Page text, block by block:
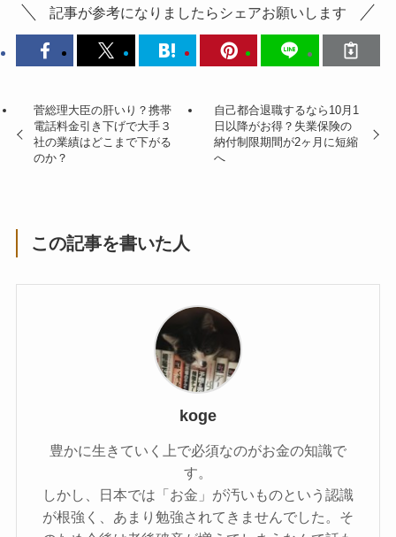
記事が参考になりましたらシェアお願いします
菅総理大臣の肝いり？携帯
電話料金引き下げで大手３
社の業績はどこまで下がる
のか？
自己都合退職するなら10月1
日以降がお得？失業保険の
納付制限期間が2ヶ月に短縮
へ
この記事を書いた人
koge
豊かに生きていく上で必須なのがお金の知識で
す。
しかし、日本では「お金」が汚いものという認識
が根強く、あまり勉強されてきませんでした。そ